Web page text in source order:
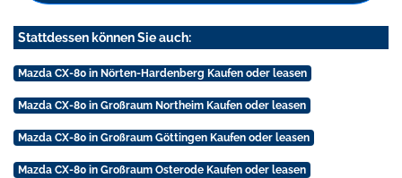
Stattdessen können Sie auch:
Mazda CX-80 in Nörten-Hardenberg Kaufen oder leasen
Mazda CX-80 in Großraum Northeim Kaufen oder leasen
Mazda CX-80 in Großraum Göttingen Kaufen oder leasen
Mazda CX-80 in Großraum Osterode Kaufen oder leasen